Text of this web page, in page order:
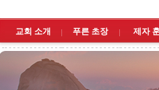
교회 소개 푸른 초장 제자